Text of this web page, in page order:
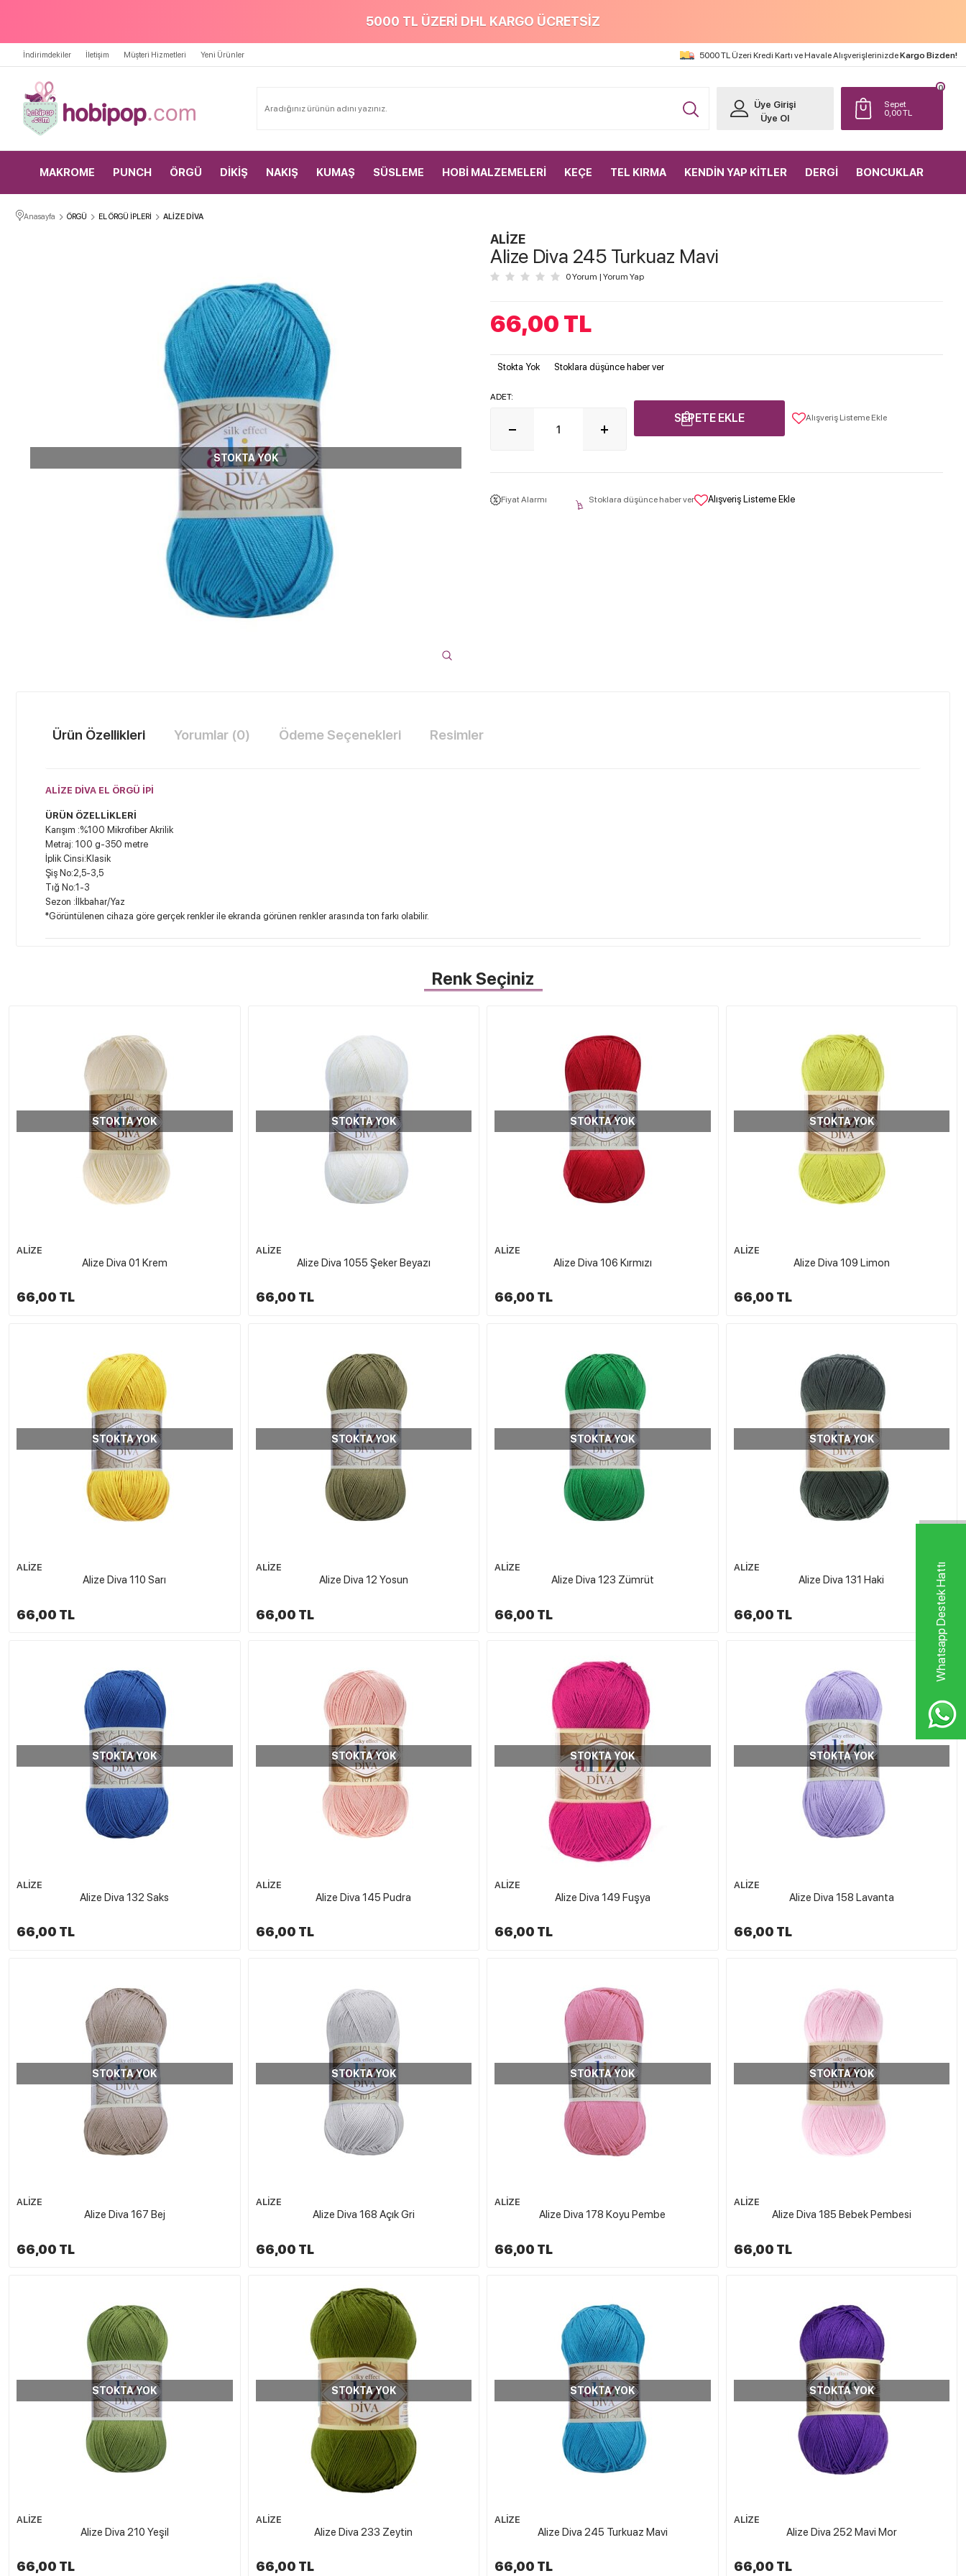
Whatsapp Destek Hattı
5000 TL ÜZERİ DHL KARGO ÜCRETSİZ
İndirimdekiler İletişim Müşteri Hizmetleri Yeni Ürünler 5000 TL Üzeri Kredi Kartı ve Havale AlışverişlerinizdeKargo Bizden!
Sepet
0,00TL
0
Üye Girişi
Üye Ol
MAKROME PUNCH ÖRGÜ DİKİŞ NAKIŞ KUMAŞ SÜSLEME HOBİ MALZEMELERİ KEÇE TEL KIRMA KENDİN YAP KİTLER DERGİ BONCUKLAR
Anasayfa ÖRGÜ EL ÖRGÜ İPLERİ ALİZE DİVA
STOKTA YOK
ALİZE
Alize Diva 245 Turkuaz Mavi
0 Yorum | Yorum Yap
66,00 TL
Stokta Yok Stoklara düşünce haber ver
ADET:
SEPETE EKLE Alışveriş Listeme Ekle
Fiyat Alarmı Stoklara düşünce haber ver Alışveriş Listeme Ekle
Ürün Özellikleri Yorumlar (0) Ödeme Seçenekleri Resimler
ALİZE DİVA EL ÖRGÜ İPİ
ÜRÜN ÖZELLİKLERİ
Karışım :%100 Mikrofiber Akrilik
Metraj: 100 g-350 metre
İplik Cinsi:Klasik
Şiş No:2,5-3,5
Tığ No:1-3
Sezon :İlkbahar/Yaz
*Görüntülenen cihaza göre gerçek renkler ile ekranda görünen renkler arasında ton farkı olabilir.
Renk Seçiniz
STOKTA YOK
ALİZE
Alize Diva 01 Krem
66,00 TL
STOKTA YOK
ALİZE
Alize Diva 1055 Şeker Beyazı
66,00 TL
STOKTA YOK
ALİZE
Alize Diva 106 Kırmızı
66,00 TL
STOKTA YOK
ALİZE
Alize Diva 109 Limon
66,00 TL
STOKTA YOK
ALİZE
Alize Diva 110 Sarı
66,00 TL
STOKTA YOK
ALİZE
Alize Diva 12 Yosun
66,00 TL
STOKTA YOK
ALİZE
Alize Diva 123 Zümrüt
66,00 TL
STOKTA YOK
ALİZE
Alize Diva 131 Haki
66,00 TL
STOKTA YOK
ALİZE
Alize Diva 132 Saks
66,00 TL
STOKTA YOK
ALİZE
Alize Diva 145 Pudra
66,00 TL
STOKTA YOK
ALİZE
Alize Diva 149 Fuşya
66,00 TL
STOKTA YOK
ALİZE
Alize Diva 158 Lavanta
66,00 TL
STOKTA YOK
ALİZE
Alize Diva 167 Bej
66,00 TL
STOKTA YOK
ALİZE
Alize Diva 168 Açık Gri
66,00 TL
STOKTA YOK
ALİZE
Alize Diva 178 Koyu Pembe
66,00 TL
STOKTA YOK
ALİZE
Alize Diva 185 Bebek Pembesi
66,00 TL
STOKTA YOK
ALİZE
Alize Diva 210 Yeşil
66,00 TL
STOKTA YOK
ALİZE
Alize Diva 233 Zeytin
66,00 TL
STOKTA YOK
ALİZE
Alize Diva 245 Turkuaz Mavi
66,00 TL
STOKTA YOK
ALİZE
Alize Diva 252 Mavi Mor
66,00 TL